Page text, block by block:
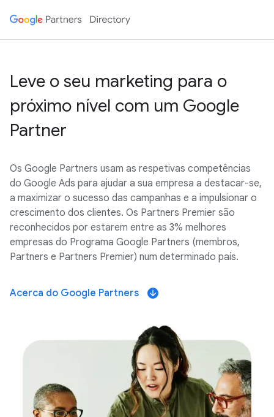
Leve o seu marketing para o
próximo nível com um Google
Partner
Os Google Partners usam as respetivas competências
do Google Ads para ajudar a sua empresa a destacar-se,
a maximizar o sucesso das campanhas e a impulsionar o
crescimento dos clientes. Os Partners Premier são
reconhecidos por estarem entre as 3% melhores
empresas do Programa Google Partners (membros,
Partners e Partners Premier) num determinado país.
Acerca do Google Partners arrow_downward